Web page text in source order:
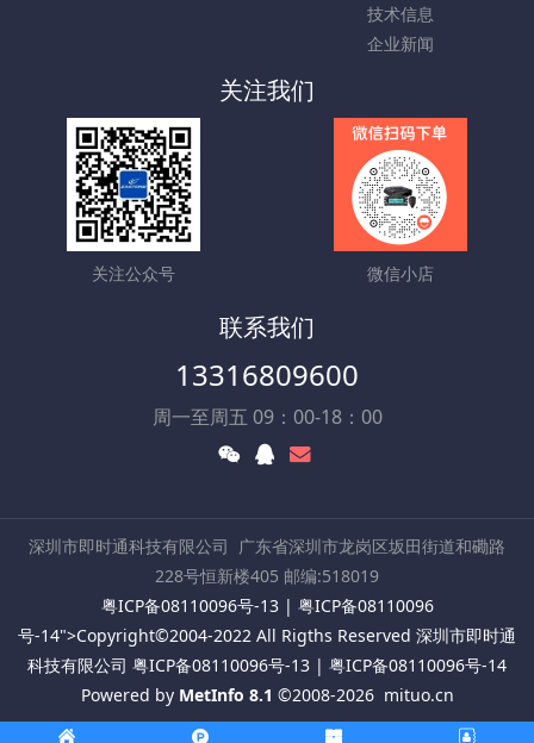
技术信息
企业新闻
关注我们
关注公众号 微信小店
联系我们
13316809600
周一至周五 09：00-18：00
深圳市即时通科技有限公司
广东省深圳市龙岗区坂田街道和磡路
228号恒新楼405 邮编:518019
粤ICP备08110096号-13| 粤ICP备08110096
号-14">Copyright©2004-2022 All Rigths Reserved 深圳市即时通
科技有限公司 粤ICP备08110096号-13 | 粤ICP备08110096号-14
Powered by MetInfo 8.1 ©2008-2026 mituo.cn